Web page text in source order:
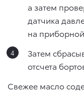
а затем
датчика
на
Затем
отсчета
Свежее масло